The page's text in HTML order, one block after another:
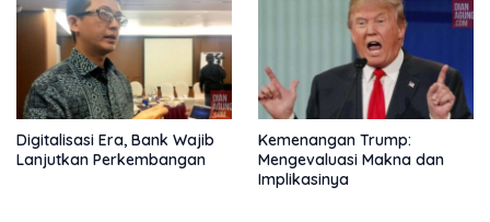
Digitalisasi Era, Bank Wajib
Lanjutkan Perkembangan
Kemenangan Trump:
Mengevaluasi Makna dan
Implikasinya